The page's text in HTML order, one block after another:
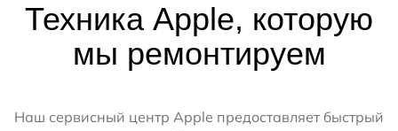
Техника Apple, которую
мы ремонтируем
Наш сервисный центр Apple предоставляет быстрый